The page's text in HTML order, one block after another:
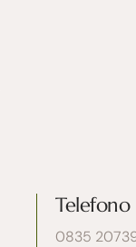
Telefono
0835